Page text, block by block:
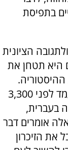
בתפיסת
הציונית
היא תטחן את
אבל הנה העם היהודי חוזר למקום שבו עמד לפני 3,300
בעברית,
אומרים דבר
את הזיכרון